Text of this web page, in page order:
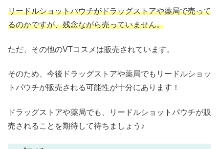
リードルショットパウチがドラッグストアや薬局で売って
るのかですが、残念ながら売っていません。
ただ、その他のVTコスメは販売されています。
そのため、今後ドラッグストアや薬局でもリードルショッ
トパウチが販売される可能性が十分にあります！
ドラッグストアや薬局でも、リードルショットパウチが販
売されることを期待して待ちましょう♪